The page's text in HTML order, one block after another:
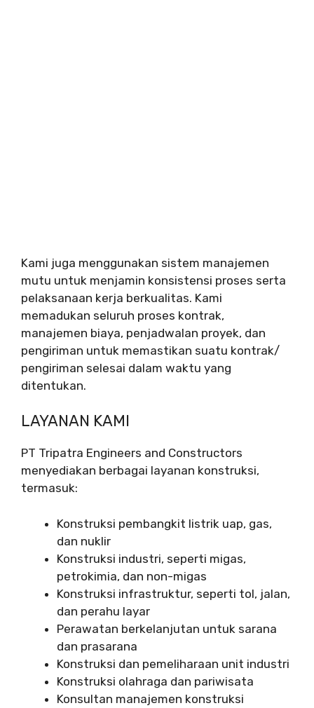
Kami juga menggunakan sistem manajemen
mutu untuk menjamin konsistensi proses serta
pelaksanaan kerja berkualitas. Kami
memadukan seluruh proses kontrak,
manajemen biaya, penjadwalan proyek, dan
pengiriman untuk memastikan suatu kontrak/
pengiriman selesai dalam waktu yang
ditentukan.
LAYANAN KAMI
PT Tripatra Engineers and Constructors
menyediakan berbagai layanan konstruksi,
termasuk:
Konstruksi pembangkit listrik uap, gas,
dan nuklir
Konstruksi industri, seperti migas,
petrokimia, dan non-migas
Konstruksi infrastruktur, seperti tol, jalan,
dan perahu layar
Perawatan berkelanjutan untuk sarana
dan prasarana
Konstruksi dan pemeliharaan unit industri
Konstruksi olahraga dan pariwisata
Konsultan manajemen konstruksi